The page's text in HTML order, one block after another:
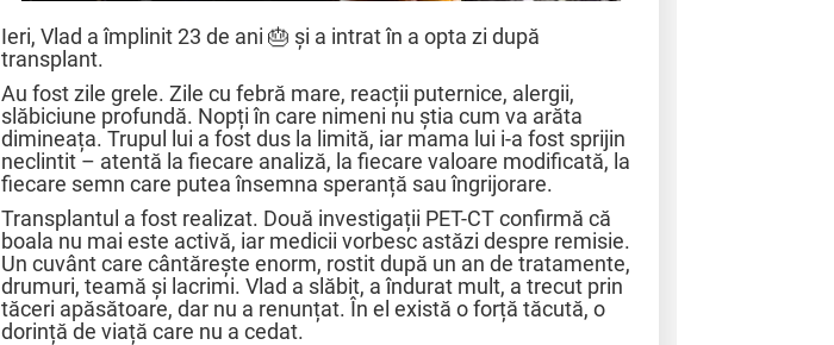
Ieri, Vlad a împlinit 23 de ani 🎂 și a intrat în a opta zi după
transplant.
Au fost zile grele. Zile cu febră mare, reacții puternice, alergii,
slăbiciune profundă. Nopți în care nimeni nu știa cum va arăta
dimineața. Trupul lui a fost dus la limită, iar mama lui i-a fost sprijin
neclintit – atentă la fiecare analiză, la fiecare valoare modificată, la
fiecare semn care putea însemna speranță sau îngrijorare.
Transplantul a fost realizat. Două investigații PET-CT confirmă că
boala nu mai este activă, iar medicii vorbesc astăzi despre remisie.
Un cuvânt care cântărește enorm, rostit după un an de tratamente,
drumuri, teamă și lacrimi. Vlad a slăbit, a îndurat mult, a trecut prin
tăceri apăsătoare, dar nu a renunțat. În el există o forță tăcută, o
dorință de viață care nu a cedat.